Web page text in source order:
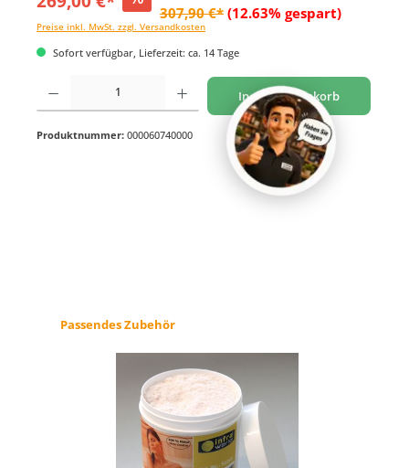
307,90 €* (12.63% gespart)
Preise inkl. MwSt. zzgl. Versandkosten
Sofort verfügbar, Lieferzeit: ca. 14 Tage
Produkt Anzahl: Gib den gewünschten Wert ein oder benutze die Schaltflächen um
In den Warenkorb
Produktnummer: 000060740000
Produktgalerie überspringen
Passendes Zubehör